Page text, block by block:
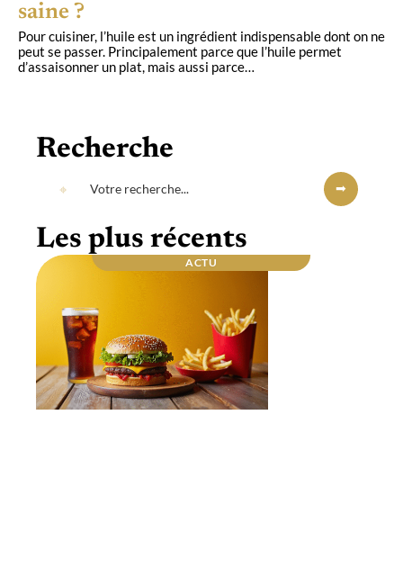
saine ?
Pour cuisiner, l’huile est un ingrédient indispensable dont on ne
peut se passer. Principalement parce que l’huile permet
d’assaisonner un plat, mais aussi parce…
Recherche
Les plus récents
ACTU